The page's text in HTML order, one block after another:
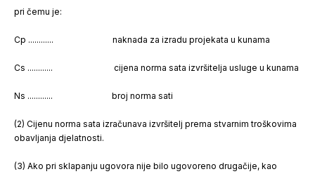
pri čemu je:
Cp ............ naknada za izradu projekata u kunama
Cs ............ cijena norma sata izvršitelja usluge u kunama
Ns ............ broj norma sati
(2) Cijenu norma sata izračunava izvršitelj prema stvarnim troškovima
obavljanja djelatnosti.
(3) Ako pri sklapanju ugovora nije bilo ugovoreno drugačije, kao